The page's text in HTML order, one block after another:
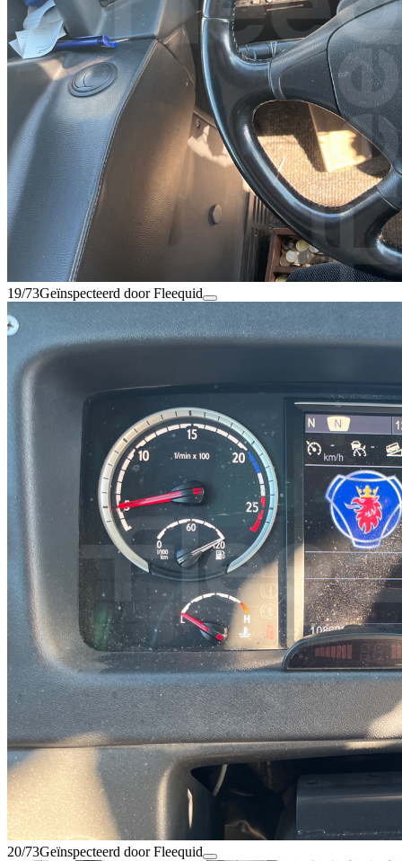
19/73Geïnspecteerd door Fleequid
20/73Geïnspecteerd door Fleequid